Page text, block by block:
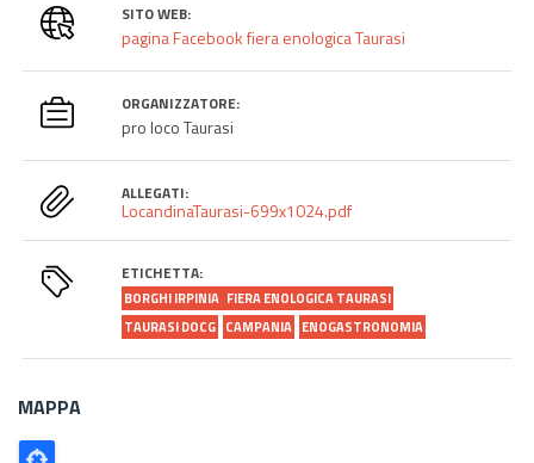
SITO WEB:
pagina Facebook fiera enologica Taurasi
ORGANIZZATORE:
pro loco Taurasi
ALLEGATI:
LocandinaTaurasi-699x1024.pdf
ETICHETTA:
BORGHI IRPINIA FIERA ENOLOGICA TAURASI
TAURASI DOCG CAMPANIA ENOGASTRONOMIA
MAPPA
Poligono